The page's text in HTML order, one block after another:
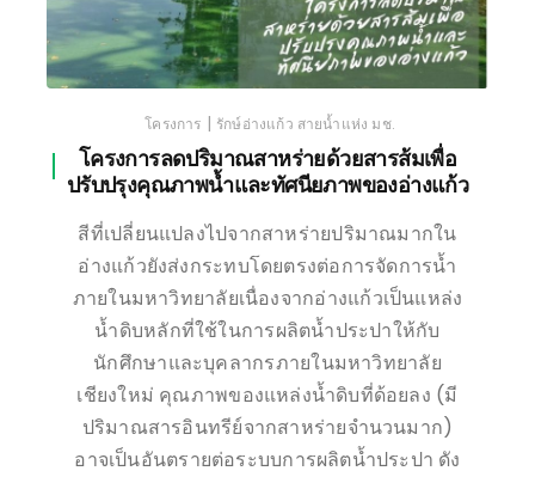
โครงการ | รักษ์อ่างแก้ว สายน้ำแห่ง มช.
โครงการลดปริมาณสาหร่ายด้วยสารส้มเพื่อ
ปรับปรุงคุณภาพน้ำและทัศนียภาพของอ่างแก้ว
สีที่เปลี่ยนแปลงไปจากสาหร่ายปริมาณมากใน
อ่างแก้วยังส่งกระทบโดยตรงต่อการจัดการน้ำ
ภายในมหาวิทยาลัยเนื่องจากอ่างแก้วเป็นแหล่ง
น้ำดิบหลักที่ใช้ในการผลิตน้ำประปาให้กับ
นักศึกษาและบุคลากรภายในมหาวิทยาลัย
เชียงใหม่ คุณภาพของแหล่งน้ำดิบที่ด้อยลง (มี
ปริมาณสารอินทรีย์จากสาหร่ายจำนวนมาก)
อาจเป็นอันตรายต่อระบบการผลิตน้ำประปา ดัง